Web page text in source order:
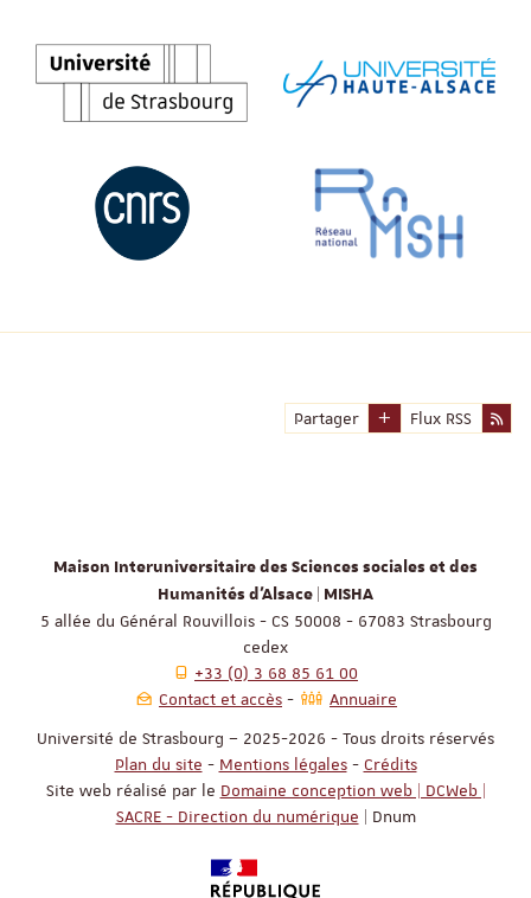
Partager Flux RSS
Maison Interuniversitaire des Sciences sociales et des
Humanités d'Alsace | MISHA
5 allée du Général Rouvillois - CS 50008 - 67083 Strasbourg
cedex
+33 (0) 3 68 85 61 00
Contact et accès
Annuaire
Université de Strasbourg – 2025-2026 - Tous droits réservés
Plan du site - Mentions légales- Crédits
Site web réalisé par le Domaine conception web | DCWeb |
SACRE - Direction du numérique | Dnum